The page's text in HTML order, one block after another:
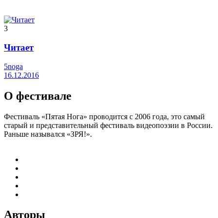
3
Читает
5noga
16.12.2016
О фестивале
Фестиваль «Пятая Нога» проводится с 2006 года, это самый
старый и представительный фестиваль видеопоэзии в России.
Раньше назывался «ЗРЯ!».
Авторы